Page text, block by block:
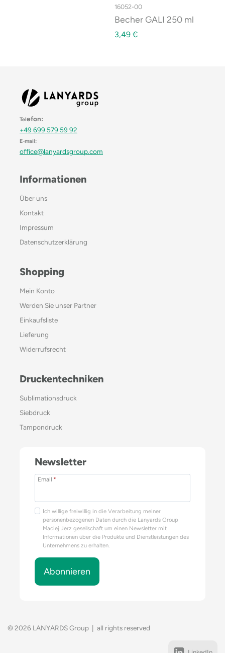
16052-00
Becher GALI 250 ml
3,49 €
Telefon:
+49 699 579 59 92
E-mail:
office@lanyardsgroup.com
Informationen
Über uns
Kontakt
Impressum
Datenschutzerklärung
Shopping
Mein Konto
Werden Sie unser Partner
Einkaufsliste
Lieferung
Widerrufsrecht
Druckentechniken
Sublimationsdruck
Siebdruck
Tampondruck
Newsletter
Email *
Ich willige freiwillig in die Verarbeitung meiner
personenbezogenen Daten durch die Lanyards Group
Maciej Jerz gesellschaft um einen Newsletter mit
Informationen über die Produkte und Dienstleistungen des
Unternehmens zu erhalten.
Abonnieren
© 2026 LANYARDS Group | all rights reserved